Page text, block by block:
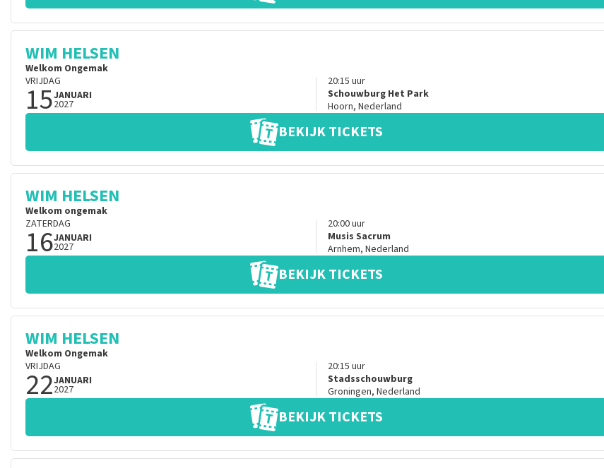
WIM HELSEN
Welkom Ongemak
VRIJDAG
15JANUARI
2027
20:15 uur
Schouwburg Het Park
Hoorn, Nederland
BEKIJK TICKETS
WIM HELSEN
Welkom ongemak
ZATERDAG
16JANUARI
2027
20:00uur
Musis Sacrum
Arnhem, Nederland
BEKIJK TICKETS
WIM HELSEN
Welkom Ongemak
VRIJDAG
22JANUARI
2027
20:15 uur
Stadsschouwburg
Groningen, Nederland
BEKIJK TICKETS